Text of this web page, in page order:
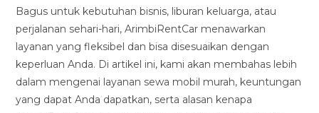
Bagus untuk kebutuhan bisnis, liburan keluarga, atau
perjalanan sehari-hari, ArimbiRentCar menawarkan
layanan yang fleksibel dan bisa disesuaikan dengan
keperluan Anda. Di artikel ini, kami akan membahas lebih
dalam mengenai layanan sewa mobil murah, keuntungan
yang dapat Anda dapatkan, serta alasan kenapa